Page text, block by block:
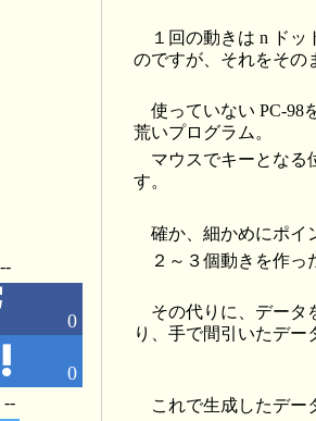
１回の動きは n ド
のですが、それをその
使っていない PC-98
荒いプログラム。
マウスでキーとなる
す。
確か、細かめにポイ
２～３個動きを作っ
その代りに、データ
り、手で間引いたデー
これで生成したデー
0
0
--